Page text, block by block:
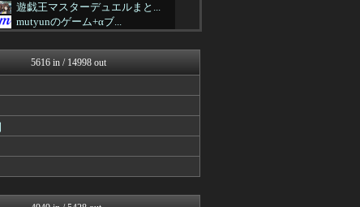
遊戯王マスターデュエルまと...
mutyunのゲーム+αブ...
うまぴょいチャンネル -ウ...
ウマ娘まとめ速報うまろぐ
艦これ速報 艦隊これくしょ...
スターライト速報 -遊戯王...
カンダタ速報
アルセウス速報＠ポケモンま...
5616 in / 14998 out